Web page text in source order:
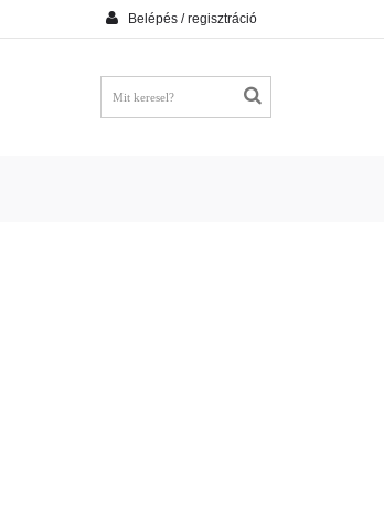
Belépés / regisztráció